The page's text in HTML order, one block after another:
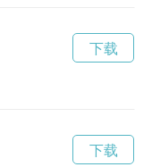
下载
下载